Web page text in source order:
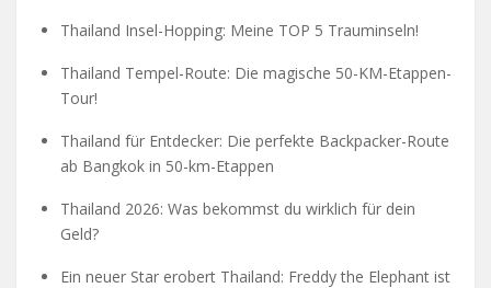
Thailand Insel-Hopping: Meine TOP 5 Trauminseln!
Thailand Tempel-Route: Die magische 50-KM-Etappen-
Tour!
Thailand für Entdecker: Die perfekte Backpacker-Route
ab Bangkok in 50-km-Etappen
Thailand 2026: Was bekommst du wirklich für dein
Geld?
Ein neuer Star erobert Thailand: Freddy the Elephant ist